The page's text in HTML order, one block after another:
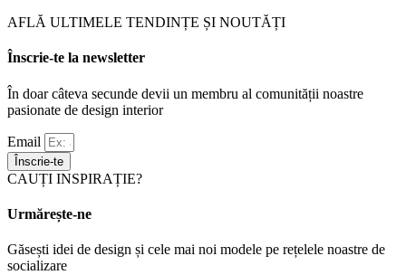
AFLĂ ULTIMELE TENDINȚE ȘI NOUTĂȚI
Înscrie-te la newsletter
În doar câteva secunde devii un membru al comunității noastre
pasionate de design interior
Email
Înscrie-te
CAUȚI INSPIRAȚIE?
Urmărește-ne
Găsești idei de design și cele mai noi modele pe rețelele noastre de
socializare